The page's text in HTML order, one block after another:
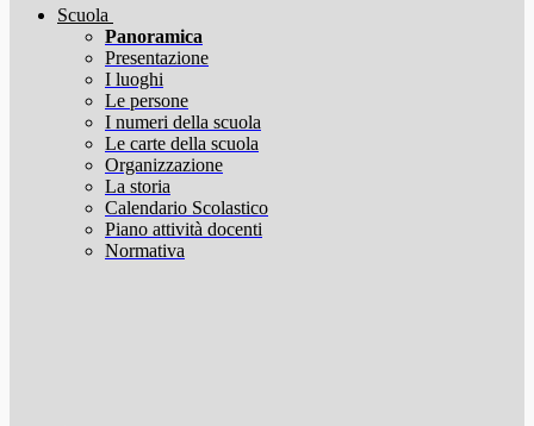
Scuola
Panoramica
Presentazione
I luoghi
Le persone
I numeri della scuola
Le carte della scuola
Organizzazione
La storia
Calendario Scolastico
Piano attività docenti
Normativa